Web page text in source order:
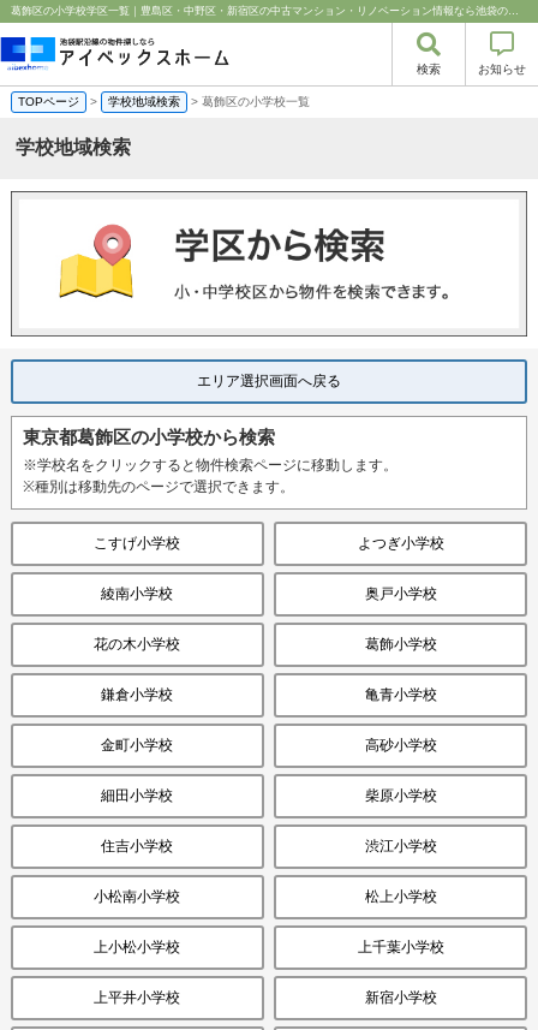
葛飾区の小学校学区一覧｜豊島区・中野区・新宿区の中古マンション・リノベーション情報なら池袋のアイベックスホーム！%
検索 お知らせ
TOPページ > 学校地域検索 > 葛飾区の小学校一覧
学校地域検索
エリア選択画面へ戻る
東京都葛飾区の小学校から検索
※学校名をクリックすると物件検索ページに移動します。
※種別は移動先のページで選択できます。
こすげ小学校 よつぎ小学校
綾南小学校 奥戸小学校
花の木小学校 葛飾小学校
鎌倉小学校 亀青小学校
金町小学校 高砂小学校
細田小学校 柴原小学校
住吉小学校 渋江小学校
小松南小学校 松上小学校
上小松小学校 上千葉小学校
上平井小学校 新宿小学校